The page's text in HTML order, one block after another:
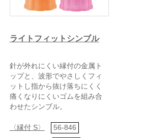
ライトフィットシンブル
針が外れにくい縁付の金属ト
ップと、波形でやさしくフィ
ットし指から抜け落ちにくく
痛くなりにくいゴムを組み合
わせたシンブル。
〈縁付 S〉
56-846